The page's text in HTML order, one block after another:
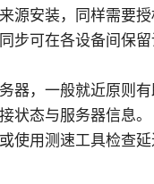
安装，同样需要授
步可在各设备间保留
器，一般就近原则有
状态与服务器信息。
使用测速工具检查延